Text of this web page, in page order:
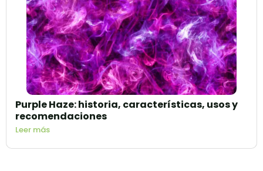
Purple Haze: historia, características, usos y
recomendaciones
Leer más